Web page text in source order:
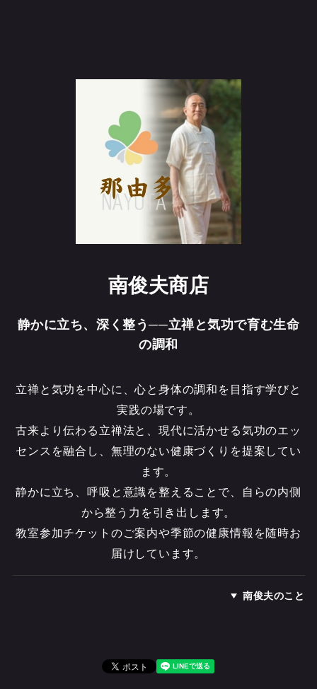
南俊夫商店
静かに立ち、深く整う──立禅と気功で育む生命
の調和
立禅と気功を中心に、心と身体の調和を目指す学びと
実践の場です。
古来より伝わる立禅法と、現代に活かせる気功のエッ
センスを融合し、無理のない健康づくりを提案してい
ます。
静かに立ち、呼吸と意識を整えることで、自らの内側
から整う力を引き出します。
教室参加チケットのご案内や季節の健康情報を随時お
届けしています。
南俊夫のこと